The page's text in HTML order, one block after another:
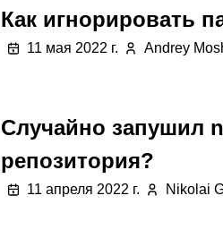
Как игнорировать
11 мая 2022 г. Andrey
Случайно запушил
репозитория?
11 апреля 2022 г. Nikolai